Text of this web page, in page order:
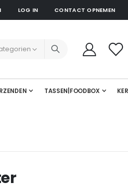
LOG IN CONTACT OPNEMEN
TASSEN|FOODBOX